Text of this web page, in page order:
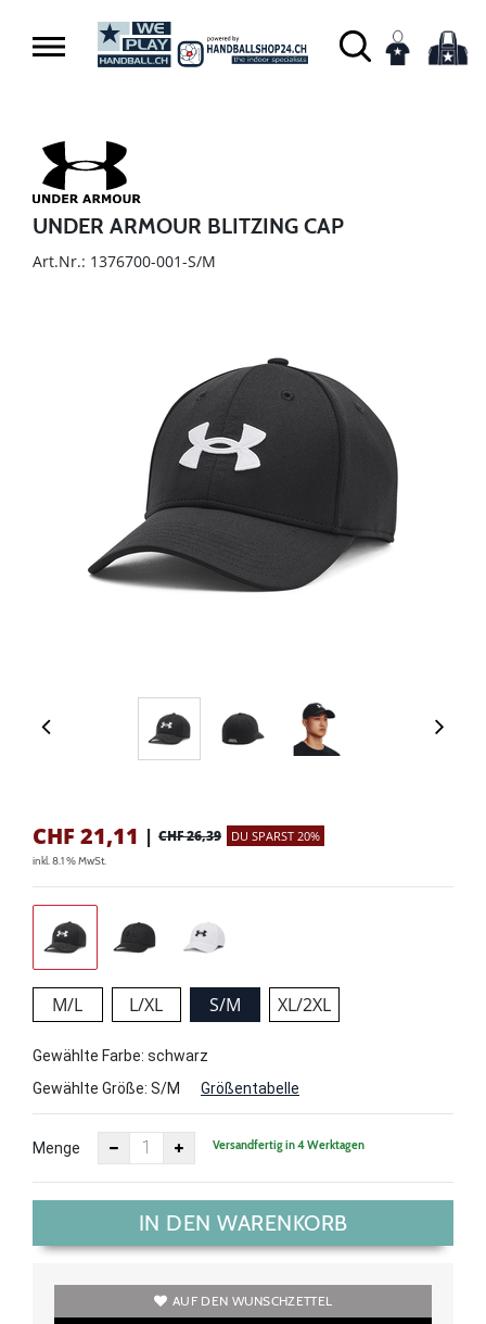
UNDER ARMOUR BLITZING CAP
Art.Nr.: 1376700-001-S/M
CHF 21,11 | CHF 26,39 DU SPARST 20%
inkl. 8.1 % MwSt.
M/L L/XL S/M XL/2XL
Gewählte Farbe: schwarz
Gewählte Größe: S/M Größentabelle
Menge Versandfertig in 4 Werktagen
IN DEN WARENKORB
AUF DEN WUNSCHZETTEL